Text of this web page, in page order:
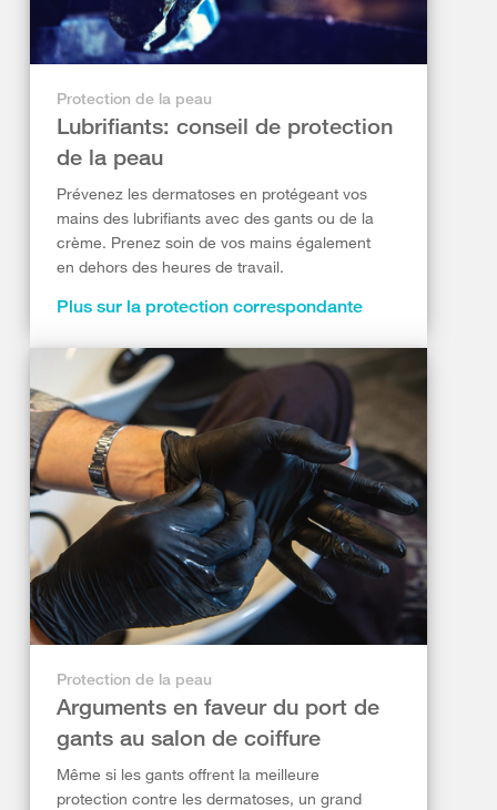
Protection de la peau
Lubrifiants: conseil de protection
de la peau
Prévenez les dermatoses en protégeant vos
mains des lubrifiants avec des gants ou de la
crème. Prenez soin de vos mains également
en dehors des heures de travail.
Plus sur la protection correspondante
Protection de la peau
Arguments en faveur du port de
gants au salon de coiffure
Même si les gants offrent la meilleure
protection contre les dermatoses, un grand